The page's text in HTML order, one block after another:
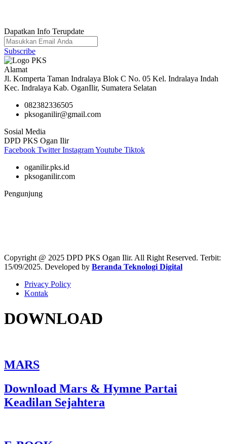
Dapatkan Info Terupdate
Subscribe
Alamat
Jl. Komperta Taman Indralaya Blok C No. 05 Kel. Indralaya Indah
Kec. Indralaya Kab. OganIlir, Sumatera Selatan
082382336505
pksoganilir@gmail.com
Sosial Media
DPD PKS Ogan Ilir
Facebook Twitter InstagramYoutube Tiktok
oganilir.pks.id
pksoganilir.com
Pengunjung
Copyright @ 2025 DPD PKS Ogan Ilir. All Right Reserved. Terbit:
15/09/2025. Developed by Beranda Teknologi Digital
Privacy Policy
Kontak
DOWNLOAD
MARS
Download Mars & Hymne Partai
Keadilan Sejahtera